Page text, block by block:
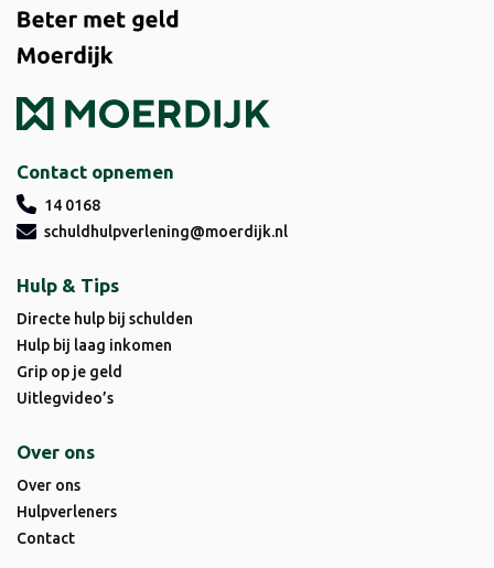
Contact opnemen
14 0168
schuldhulpverlening@moerdijk.nl
Hulp & Tips
Directe hulp bij schulden
Hulp bij laag inkomen
Grip op je geld
Uitlegvideo’s
Over ons
Over ons
Hulpverleners
Contact